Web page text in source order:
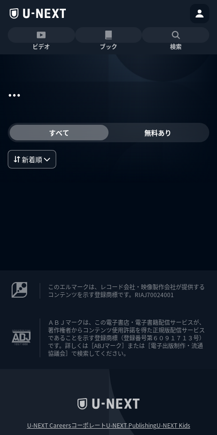
ビデオ ブック 検索
...
すべて 無料あり
新着順
このエルマークは、レコード会社・映像製作会社が提供する
コンテンツを示す登録商標です。RIAJ70024001
ＡＢＪマークは、この電子書店・電子書籍配信サービスが、
著作権者からコンテンツ使用許諾を得た正規版配信サービス
であることを示す登録商標（登録番号第６０９１７１３号）
です。詳しくは［ABJマーク］または［電子出版制作・流通
協議会］で検索してください。
U-NEXT CareersコーポレートU-NEXT PublishingU-NEXT Kids